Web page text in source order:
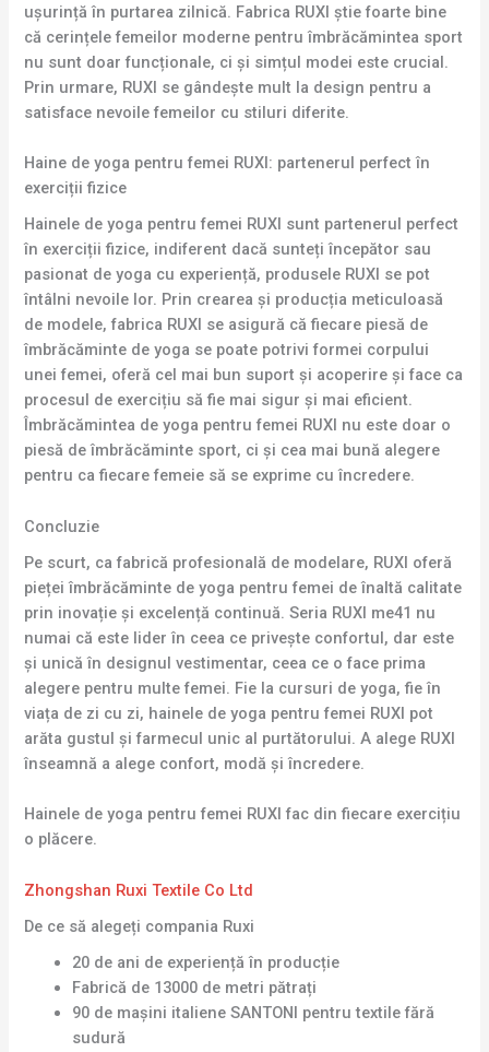
ușurință în purtarea zilnică. Fabrica RUXI știe foarte bine
că cerințele femeilor moderne pentru îmbrăcămintea sport
nu sunt doar funcționale, ci și simțul modei este crucial.
Prin urmare, RUXI se gândește mult la design pentru a
satisface nevoile femeilor cu stiluri diferite.
Haine de yoga pentru femei RUXI: partenerul perfect în
exerciții fizice
Hainele de yoga pentru femei RUXI sunt partenerul perfect
în exerciții fizice, indiferent dacă sunteți începător sau
pasionat de yoga cu experiență, produsele RUXI se pot
întâlni nevoile lor. Prin crearea și producția meticuloasă
de modele, fabrica RUXI se asigură că fiecare piesă de
îmbrăcăminte de yoga se poate potrivi formei corpului
unei femei, oferă cel mai bun suport și acoperire și face ca
procesul de exercițiu să fie mai sigur și mai eficient.
Îmbrăcămintea de yoga pentru femei RUXI nu este doar o
piesă de îmbrăcăminte sport, ci și cea mai bună alegere
pentru ca fiecare femeie să se exprime cu încredere.
Concluzie
Pe scurt, ca fabrică profesională de modelare, RUXI oferă
pieței îmbrăcăminte de yoga pentru femei de înaltă calitate
prin inovație și excelență continuă. Seria RUXI me41 nu
numai că este lider în ceea ce privește confortul, dar este
și unică în designul vestimentar, ceea ce o face prima
alegere pentru multe femei. Fie la cursuri de yoga, fie în
viața de zi cu zi, hainele de yoga pentru femei RUXI pot
arăta gustul și farmecul unic al purtătorului. A alege RUXI
înseamnă a alege confort, modă și încredere.
Hainele de yoga pentru femei RUXI fac din fiecare exercițiu
o plăcere.
Zhongshan Ruxi Textile Co Ltd
De ce să alegeți compania Ruxi
20 de ani de experiență în producție
Fabrică de 13000 de metri pătrați
90 de mașini italiene SANTONI pentru textile fără
sudură